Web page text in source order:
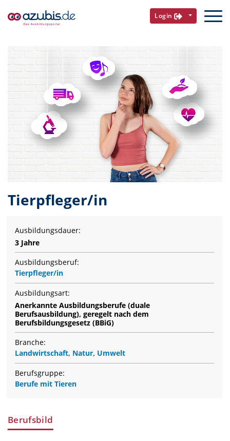
Login
Tierpfleger/in
Ausbildungsdauer:
3 Jahre
Ausbildungsberuf:
Tierpfleger/in
Ausbildungsart:
Anerkannte Ausbildungsberufe (duale
Berufsausbildung), geregelt nach dem
Berufsbildungsgesetz (BBiG)
Branche:
Landwirtschaft, Natur, Umwelt
Berufsgruppe:
Berufe mit Tieren
Berufsbild